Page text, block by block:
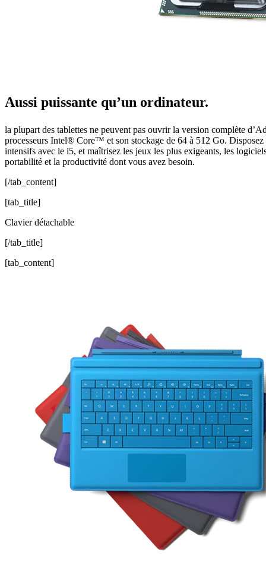
Aussi puissante qu’un ordinateur.
la plupart des tablettes ne peuvent pas ouvrir la version complète
processeurs Intel® Core™ et son stockage de 64 à 512 Go.
intensifs avec le i5, et maîtrisez les jeux les plus exigeants, les
portabilité et la productivité dont vous avez besoin.
[/tab_content]
[tab_title]
Clavier détachable
[/tab_title]
[tab_content]